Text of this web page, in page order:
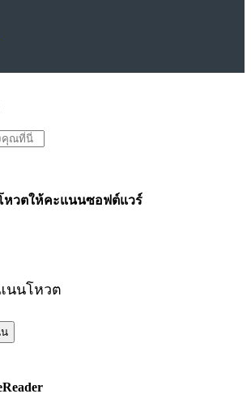
หวตให้คะแนนซอฟต์แวร์
นนโหวต